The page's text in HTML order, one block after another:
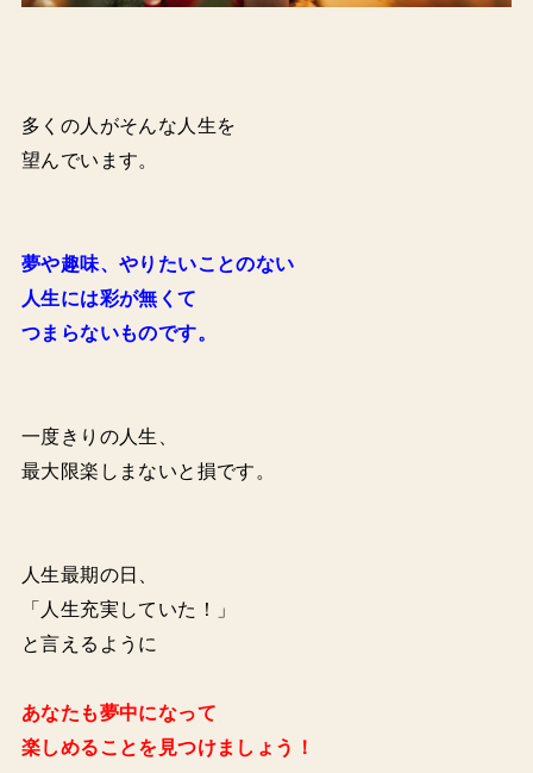
多くの人がそんな人生を
望んでいます。
夢や趣味、やりたいことのない
人生には彩が無くて
つまらないものです。
一度きりの人生、
最大限楽しまないと損です。
人生最期の日、
「人生充実していた！」
と言えるように
あなたも夢中になって
楽しめることを見つけましょう！